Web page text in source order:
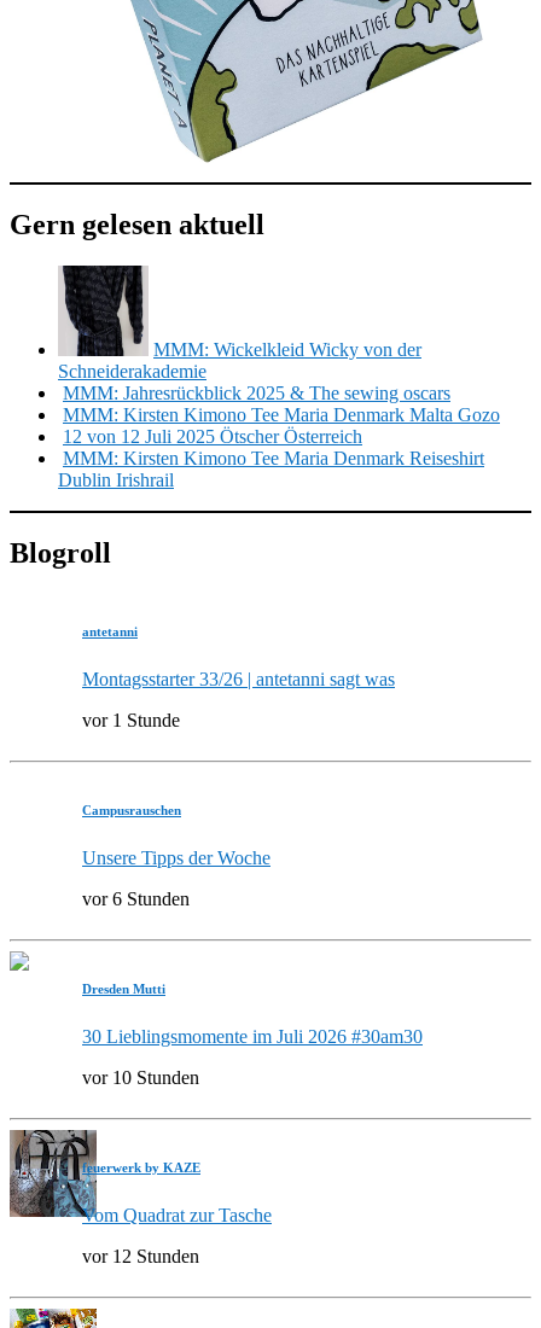
Gern gelesen aktuell
MMM: Wickelkleid Wicky von der
Schneiderakademie
MMM: Jahresrückblick 2025 & The sewing oscars
MMM: Kirsten Kimono Tee Maria Denmark Malta Gozo
12 von 12 Juli 2025 Ötscher Österreich
MMM: Kirsten Kimono Tee Maria Denmark Reiseshirt
Dublin Irishrail
Blogroll
antetanni
Montagsstarter 33/26 | antetanni sagt was
vor 1 Stunde
Campusrauschen
Unsere Tipps der Woche
vor 6 Stunden
Dresden Mutti
30 Lieblingsmomente im Juli 2026 #30am30
vor 10 Stunden
feuerwerk by KAZE
Vom Quadrat zur Tasche
vor 12 Stunden